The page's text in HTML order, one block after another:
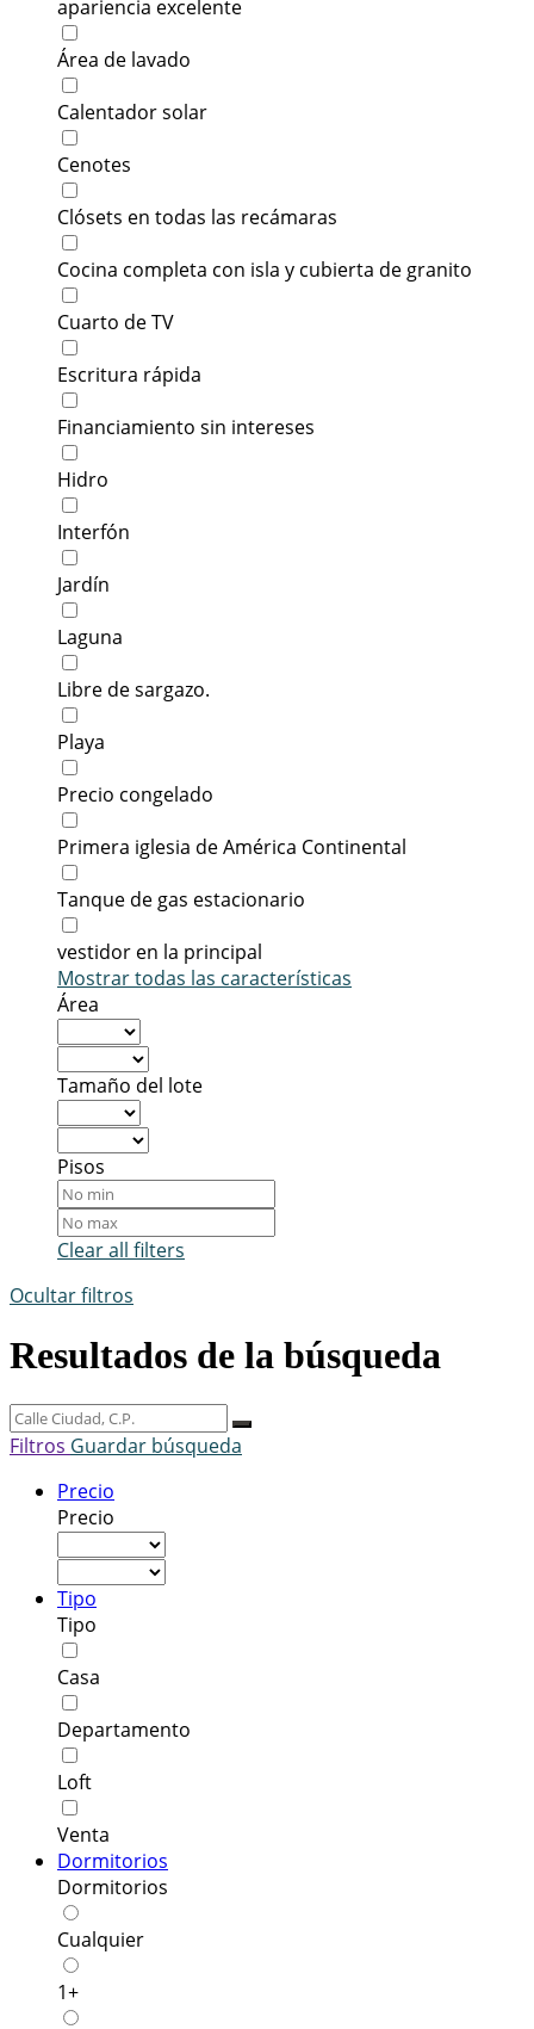
apariencia excelente
Área de lavado
Calentador solar
Cenotes
Clósets en todas las recámaras
Cocina completa con isla y cubierta de granito
Cuarto de TV
Escritura rápida
Financiamiento sin intereses
Hidro
Interfón
Jardín
Laguna
Libre de sargazo.
Playa
Precio congelado
Primera iglesia de América Continental
Tanque de gas estacionario
vestidor en la principal
Mostrar todas las características
Área
Tamaño del lote
Pisos
Clear all filters
Ocultar filtros
Resultados de la búsqueda
Filtros Guardar búsqueda
Precio
Precio
Tipo
Tipo
Casa
Departamento
Loft
Venta
Dormitorios
Dormitorios
Cualquier
1+